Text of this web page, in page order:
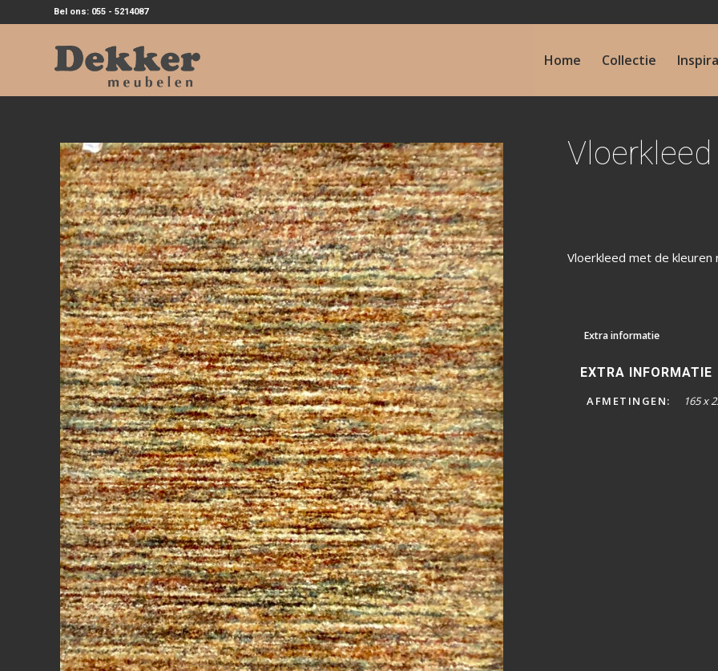
Bel ons: 055 - 5214087
Home Collectie
Vloerkleed met de
Extra informatie
EXTRA INFORMATIE
AFMETINGEN: 165 x